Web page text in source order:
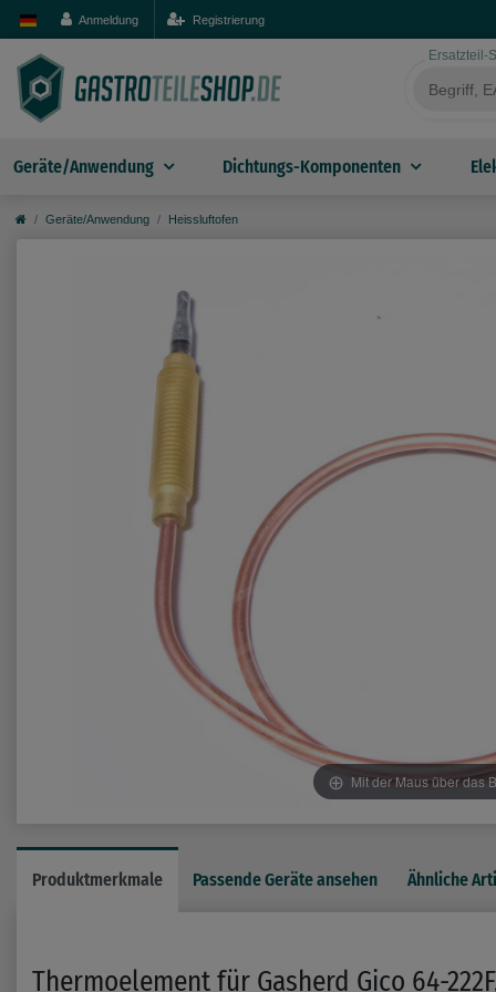
Anmeldung Registrierung
Ersatzteil-
Geräte/Anwendung Dichtungs-Komponenten
Geräte/Anwendung Heissluftofen
Mit der Maus über das
Produktmerkmale Passende Geräte ansehen Ähnliche
Thermoelement für Gasherd Gico 64-